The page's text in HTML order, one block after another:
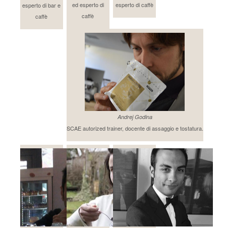
esperto di bar e
caffè
ed esperto di
caffè
esperto di caffè
Andrej Godina
SCAE autorized trainer, docente di assaggio e tostatura.